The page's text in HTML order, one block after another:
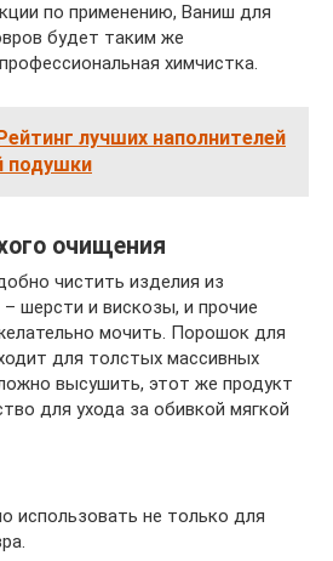
по применению, Ваниш для
будет таким же
химчистка.
Рейтинг лучших наполнителей
подушки
очищения
чистить изделия из
шерсти и вискозы, и прочие
мочить. Порошок для
для толстых массивных
высушить, этот же продукт
для ухода за обивкой мягкой
использовать не только для